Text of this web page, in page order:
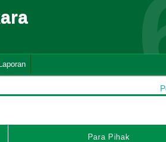
Laporan
Para Pihak